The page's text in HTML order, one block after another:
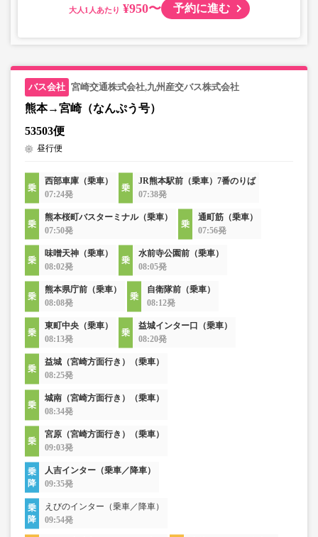
大人 ¥950〜 予約に進む
宮崎交通株式会社,九州産交バス株式会社
熊本→宮崎（なんぷう号）
53503便
昼行便
西部車庫（乗車）
07:24発
JR熊本駅前（乗車）7番のりば
07:38発
熊本桜町バスターミナル（乗車）
07:50発
通町筋（乗車）
07:56発
味噌天神（乗車）
08:02発
水前寺公園前（乗車）
08:05発
熊本県庁前（乗車）
08:08発
自衛隊前（乗車）
08:12発
東町中央（乗車）
08:13発
益城インター口（乗車）
08:20発
益城（宮崎方面行き）（乗車）
08:25発
城南（宮崎方面行き）（乗車）
08:34発
宮原（宮崎方面行き）（乗車）
09:03発
人吉インター（乗車／降車）
09:35発
えびのインター（乗車／降車）
09:54発